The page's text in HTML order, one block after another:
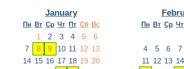
January
Пн Вт Ср Чт Пт Сб Вс
1 2 3 4 5
6
7
8 9 10 11 12 13
14 15 16 17 18 19 20
Пн Вт Ср Чт
4
5 6 7
11 12 13 14